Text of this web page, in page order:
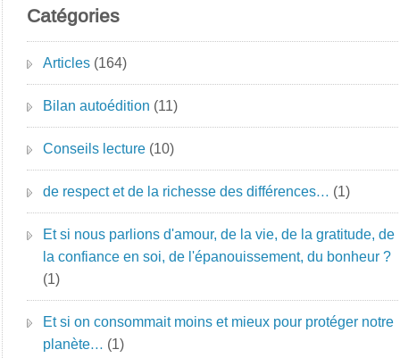
Catégories
Articles (164)
Bilan autoédition (11)
Conseils lecture (10)
de respect et de la richesse des différences… (1)
Et si nous parlions d'amour, de la vie, de la gratitude, de
la confiance en soi, de l'épanouissement, du bonheur ?
(1)
Et si on consommait moins et mieux pour protéger notre
planète… (1)